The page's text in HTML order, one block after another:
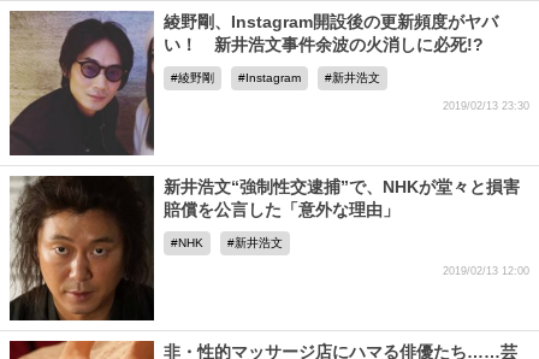
綾野剛、Instagram開設後の更新頻度がヤバ
い！ 新井浩文事件余波の火消しに必死!?
綾野剛 Instagram 新井浩文
2019/02/13 23:30
新井浩文“強制性交逮捕”で、NHKが堂々と損害
賠償を公言した「意外な理由」
NHK 新井浩文
2019/02/13 12:00
非・性的マッサージ店にハマる俳優たち……芸